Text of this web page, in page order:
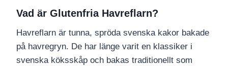
Vad är Glutenfria Havreflarn?
Havreflarn är tunna, spröda svenska kakor bakade
på havregryn. De har länge varit en klassiker i
svenska köksskåp och bakas traditionellt som